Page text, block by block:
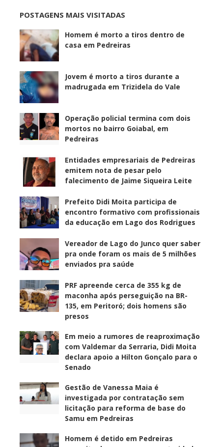
POSTAGENS MAIS VISITADAS
Homem é morto a tiros dentro de
casa em Pedreiras
Jovem é morto a tiros durante a
madrugada em Trizidela do Vale
Operação policial termina com dois
mortos no bairro Goiabal, em
Pedreiras
Entidades empresariais de Pedreiras
emitem nota de pesar pelo
falecimento de Jaime Siqueira Leite
Prefeito Didi Moita participa de
encontro formativo com profissionais
da educação em Lago dos Rodrigues
Vereador de Lago do Junco quer saber
pra onde foram os mais de 5 milhões
enviados pra saúde
PRF apreende cerca de 355 kg de
maconha após perseguição na BR-
135, em Peritoró; dois homens são
presos
Em meio a rumores de reaproximação
com Valdemar da Serraria, Didi Moita
declara apoio a Hilton Gonçalo para o
Senado
Gestão de Vanessa Maia é
investigada por contratação sem
licitação para reforma de base do
Samu em Pedreiras
Homem é detido em Pedreiras